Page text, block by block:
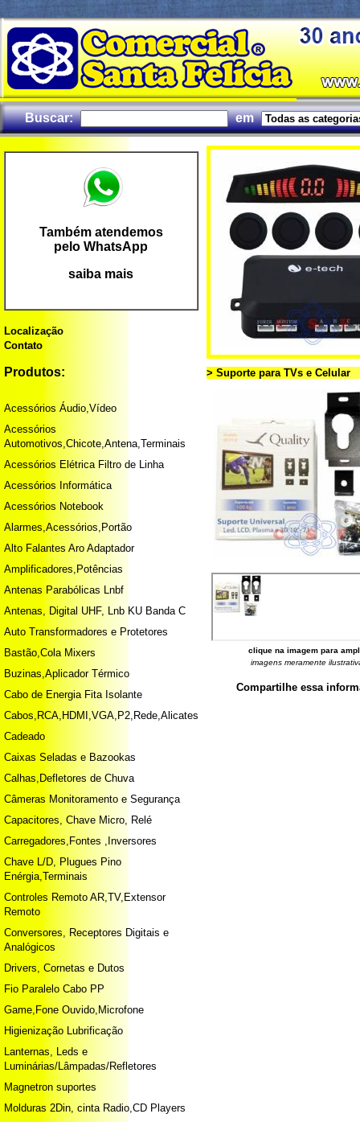
Buscar: em
Também atendemos
pelo WhatsApp
saiba mais
Localização
Contato
Produtos:
Acessórios Áudio,Vídeo
Acessórios
Automotivos,Chicote,Antena,Terminais
Acessórios Elétrica Filtro de Linha
Acessórios Informática
Acessórios Notebook
Alarmes,Acessórios,Portão
Alto Falantes Aro Adaptador
Amplificadores,Potências
Antenas Parabólicas Lnbf
Antenas, Digital UHF, Lnb KU Banda C
Auto Transformadores e Protetores
Bastão,Cola Mixers
Buzinas,Aplicador Térmico
Cabo de Energia Fita Isolante
Cabos,RCA,HDMI,VGA,P2,Rede,Alicates
Cadeado
Caixas Seladas e Bazookas
Calhas,Defletores de Chuva
Câmeras Monitoramento e Segurança
Capacitores, Chave Micro, Relé
Carregadores,Fontes ,Inversores
Chave L/D, Plugues Pino
Enérgia,Terminais
Controles Remoto AR,TV,Extensor
Remoto
Conversores, Receptores Digitais e
Analógicos
Drivers, Cornetas e Dutos
Fio Paralelo Cabo PP
Game,Fone Ouvido,Microfone
Higienização Lubrificação
Lanternas, Leds e
Luminárias/Lâmpadas/Refletores
Magnetron suportes
Molduras 2Din, cinta Radio,CD Players
> Suporte para TVs e Celular
clique na imagem para
imagens meramente
Compartilhe essa